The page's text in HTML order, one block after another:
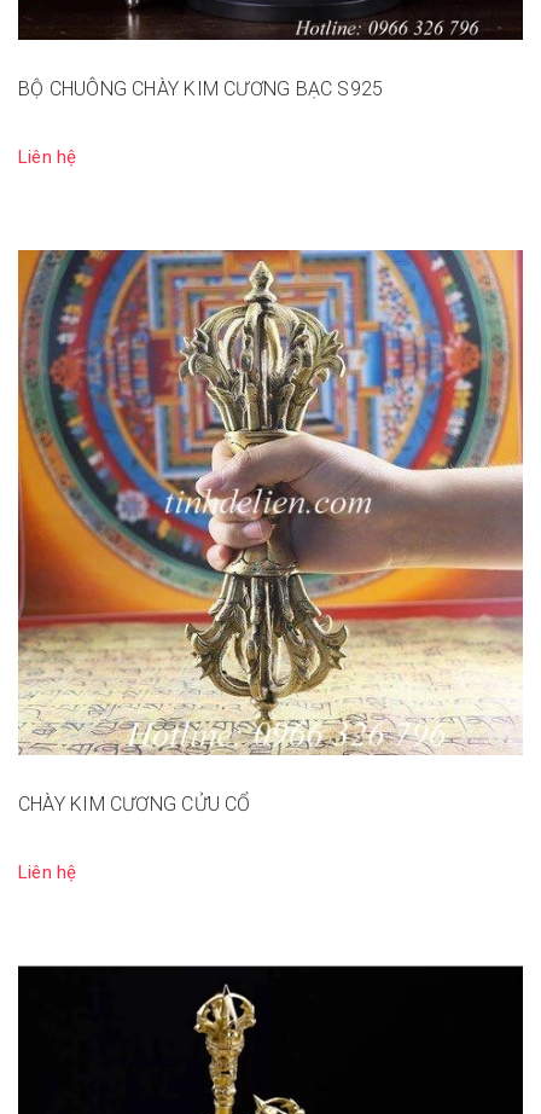
BỘ CHUÔNG CHÀY KIM CƯƠNG BẠC S925
Liên hệ
CHÀY KIM CƯƠNG CỬU CỔ
Liên hệ